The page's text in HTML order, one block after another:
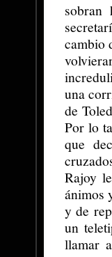
cambio
una
de
Por lo
que
Rajoy
ánimos
y de
un
llamar